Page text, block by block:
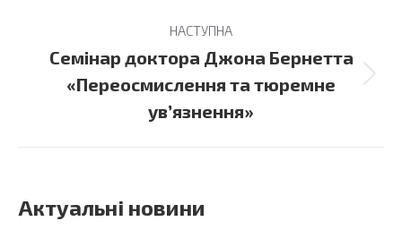
НАСТУПНА
Next
Семінар доктора Джона Бернетта
«Переосмислення та тюремне
ув’язнення»
Актуальні новини